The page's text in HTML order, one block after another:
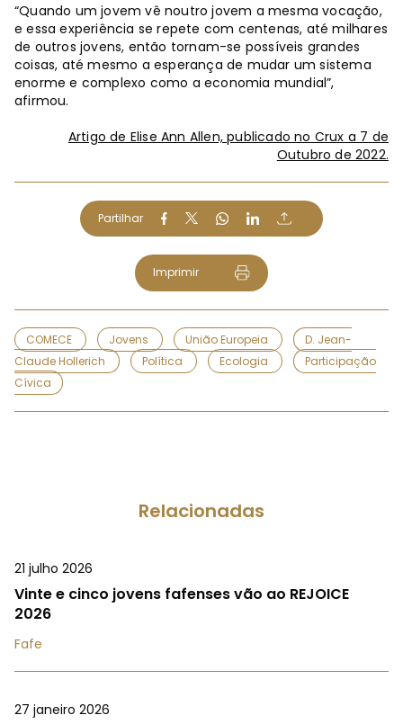
“Quando um jovem vê noutro jovem a mesma vocação,
e essa experiência se repete com centenas, até milhares
de outros jovens, então tornam-se possíveis grandes
coisas, até mesmo a esperança de mudar um sistema
enorme e complexo como a economia mundial”,
afirmou.
Artigo de Elise Ann Allen, publicado no Crux a 7 de
Outubro de 2022.
Partilhar
Imprimir
COMECE Jovens União Europeia
D. Jean-
Claude Hollerich
Política Ecologia
Participação
Cívica
Relacionadas
21 julho 2026
Vinte e cinco jovens fafenses vão ao REJOICE
2026
Fafe
27 janeiro 2026